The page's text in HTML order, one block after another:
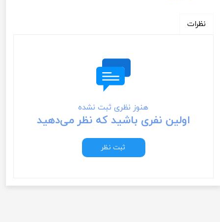
نظرات
هنوز نظری ثبت نشده
اولین نفری باشید که نظر می‌دهید
ثبت نظر